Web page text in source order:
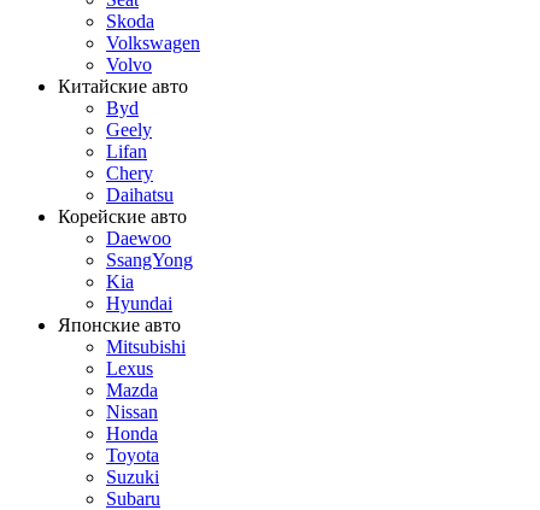
Skoda
Volkswagen
Volvo
Китайские авто
Byd
Geely
Lifan
Chery
Daihatsu
Корейские авто
Daewoo
SsangYong
Kia
Hyundai
Японские авто
Mitsubishi
Lexus
Mazda
Nissan
Honda
Toyota
Suzuki
Subaru